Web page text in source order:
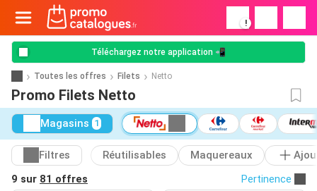
!
Téléchargez notre application 📲
Toutes les offres Filets Netto
Promo Filets Netto
Magasins 1
Filtres Réutilisables Maquereaux
9 sur 81 offres Pertinence